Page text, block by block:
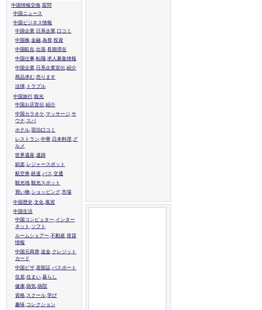
中国情報交換,質問
中国ニュース
中国ビジネス情報
中国企業,日系企業,口コミ
中国株,金融,為替,投資
中国駐在,出張,長期滞在
中国仕事,転職,求人募集情報
中国企業,日系企業宣伝,紹介
商品求む,売ります
法律,トラブル
中国旅行,観光
中国お店宣伝,紹介
中国カラオケ,マッサージ,サ
ウナ,スパ
ホテル,宿泊口コミ
レストラン,中華,日本料理,グ
ルメ
世界遺産,遺跡
娯楽,レジャースポット
航空券,鉄道,バス,交通
観光地,観光スポット
買い物,ショッピング,市場
中国歴史,文化,風習
中国生活
中国コンピュター,インター
ネット,ソフト
ルームシェアー,不動産,賃貸
情報
中国元両替,送金,クレジット
カード
中国ビザ,居留証,パスポート
住居,住まい,暮らし
健康,病気,病院
資格,スクール,学び
趣味,コレクション